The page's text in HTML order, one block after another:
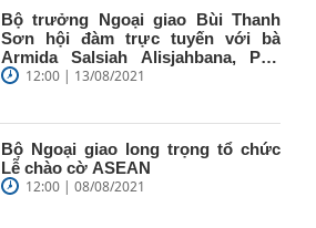
Bộ trưởng Ngoại giao Bùi Thanh
Sơn hội đàm trực tuyến với bà
Armida Salsiah Alisjahbana, Phó
Tổng...12:00 | 13/08/2021
Bộ Ngoại giao long trọng tổ chức
Lễ chào cờ ASEAN
12:00 | 08/08/2021